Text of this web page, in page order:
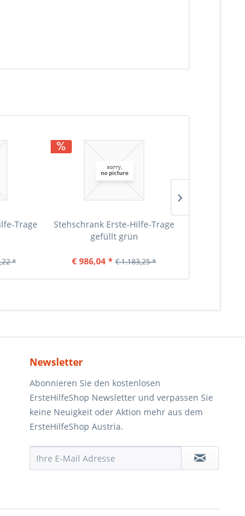
Trage
*
Stehschrank Erste-Hilfe-Trage
gefüllt grün
€ 986,04 * € 1.183,25 *
Newsletter
Abonnieren Sie den kostenlosen
ErsteHilfeShop Newsletter und verpassen Sie
keine Neuigkeit oder Aktion mehr aus dem
ErsteHilfeShop Austria.